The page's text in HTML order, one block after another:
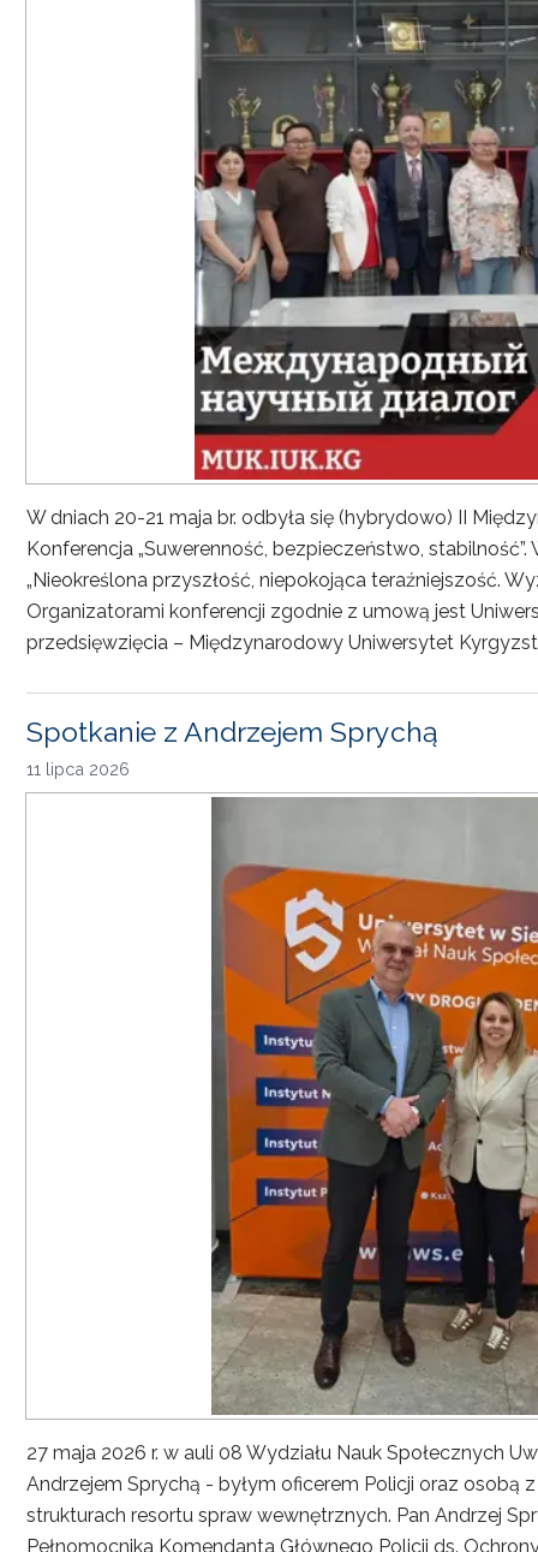
W dniach 20-21 maja br. odbyła się (hybrydowo) II
Konferencja „Suwerenność, bezpieczeństwo,
„Nieokreślona przyszłość, niepokojąca teraźniejszość.
Organizatorami konferencji zgodnie z umową jest
przedsięwzięcia – Międzynarodowy Uniwersytet
Spotkanie z Andrzejem Sprychą
11 lipca 2026
27 maja 2026 r. w auli 08 Wydziału Nauk Społecznych
Andrzejem Sprychą - byłym oficerem Policji oraz osobą
strukturach resortu spraw wewnętrznych. Pan Andrzej
Pełnomocnika Komendanta Głównego Policji ds.